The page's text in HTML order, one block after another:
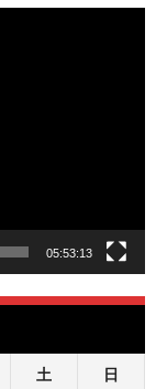
05:53:13
土 日